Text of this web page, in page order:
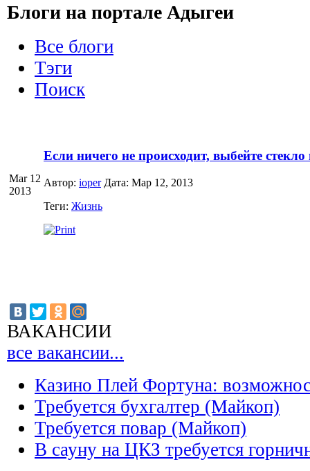
Блоги на портале Адыгеи
Все блоги
Тэги
Поиск
Mar 12
2013
Если ничего не происходит, выбейте
Автор: ioper Дата: Мар 12, 2013
Теги: Жизнь
ВАКАНСИИ
все вакансии...
Казино Плей Фортуна:
Требуется бухгалтер (Майкоп)
Требуется повар (Майкоп)
В сауну на ЦКЗ требуется